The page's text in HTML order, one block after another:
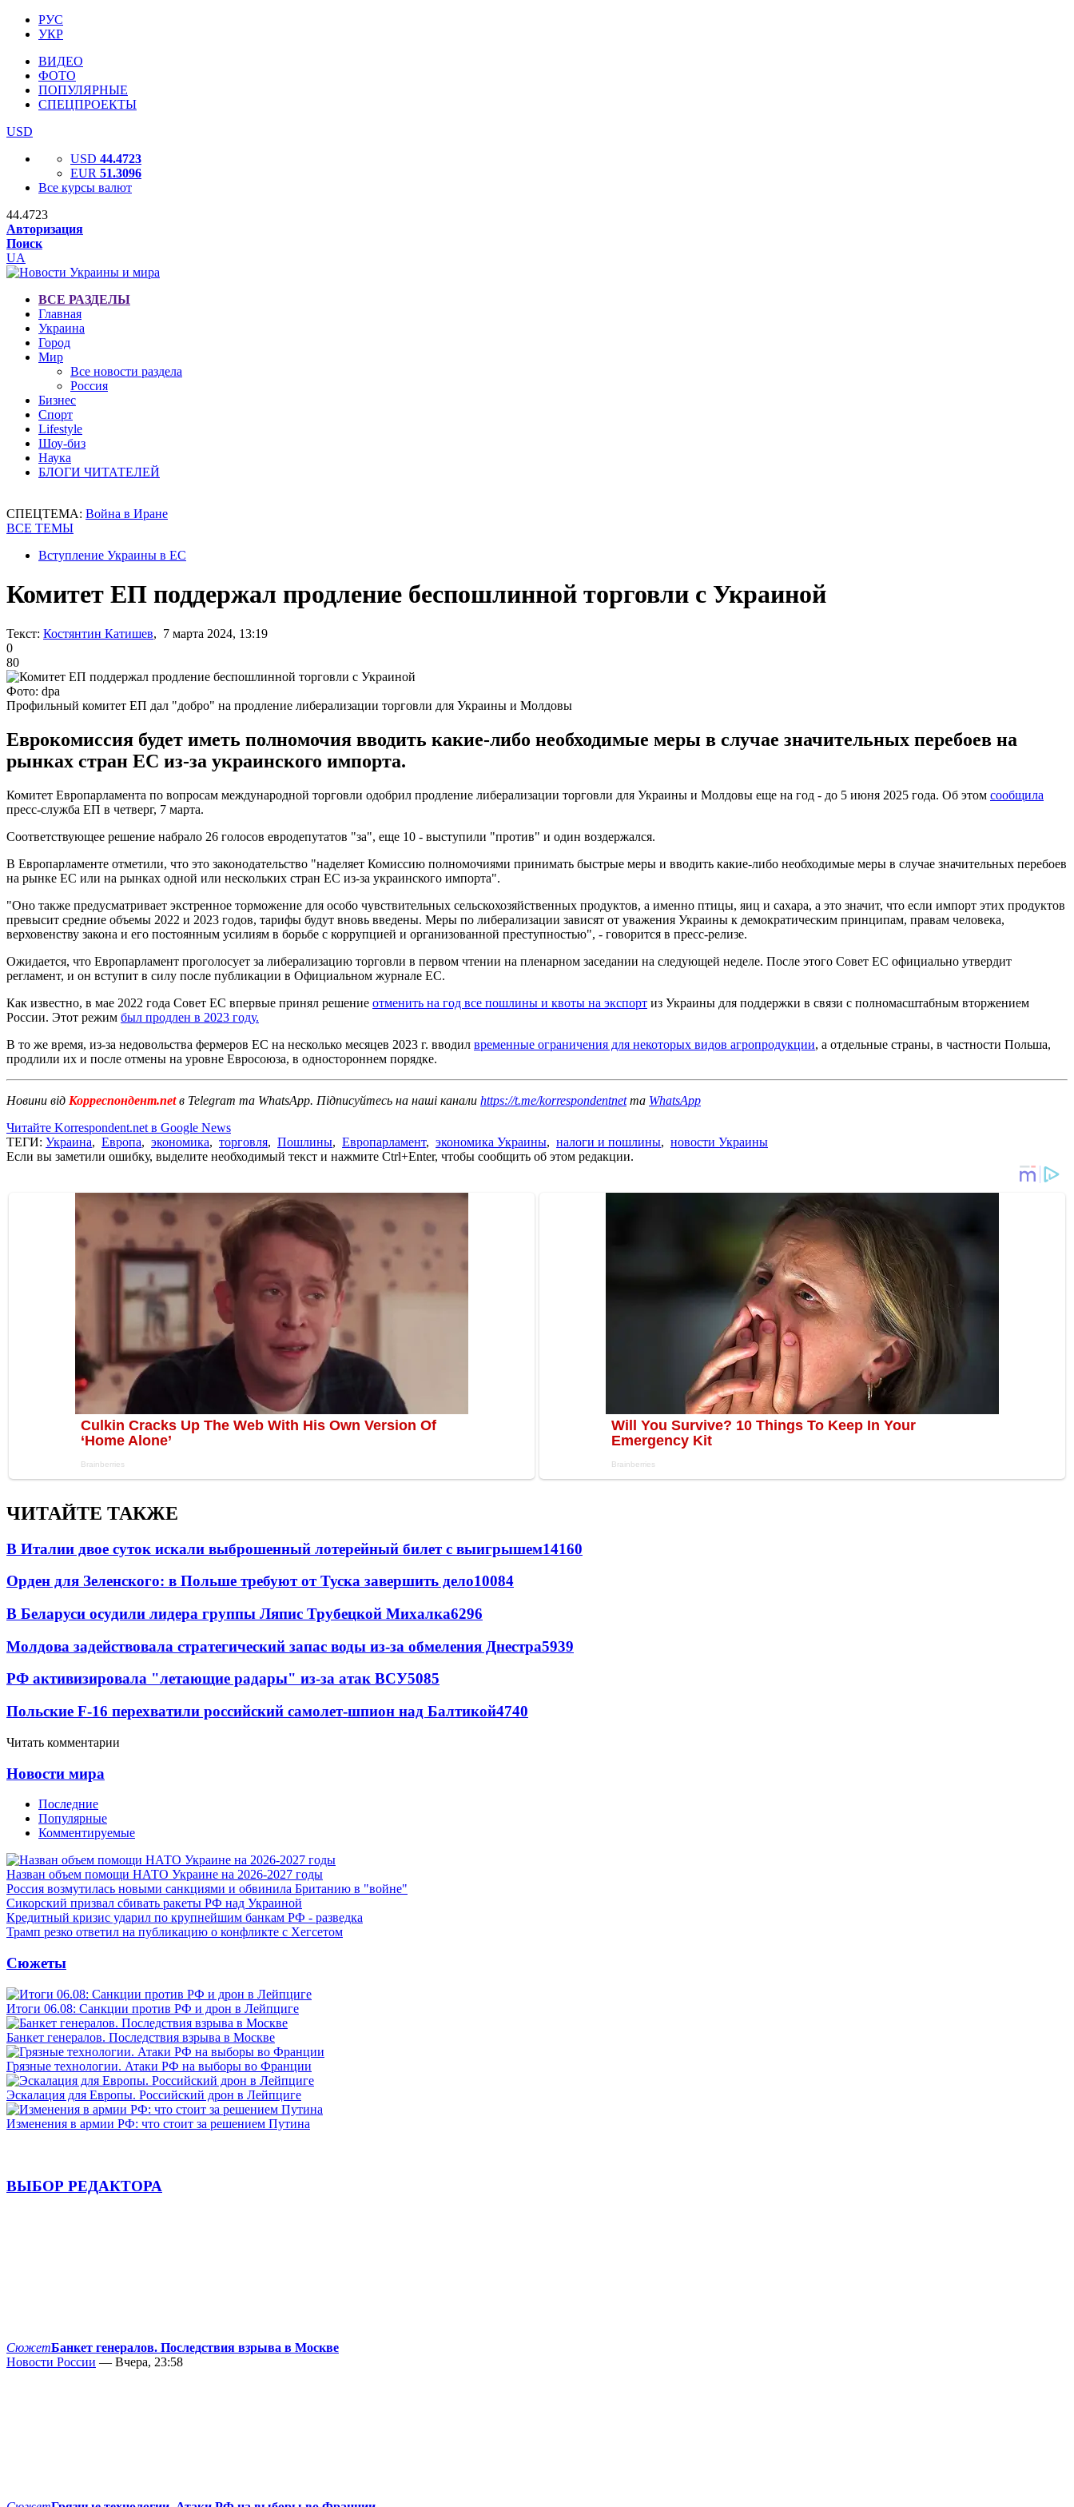
РУС
УКР
ВИДЕО
ФОТО
ПОПУЛЯРНЫЕ
СПЕЦПРОЕКТЫ
USD
USD 44.4723
EUR 51.3096
Все курсы валют
44.4723
Авторизация
Поиск
UA
ВСЕ РАЗДЕЛЫ
Главная
Украина
Город
Мир
Все новости раздела
Россия
Бизнес
Спорт
Lifestyle
Шоу-биз
Наука
БЛОГИ ЧИТАТЕЛЕЙ
СПЕЦТЕМА: Война в Иране
ВСЕ ТЕМЫ
Вступление Украины в ЕС
Комитет ЕП поддержал продление беспошлинной торговли с Украиной
Текст: Костянтин Катишев, 7 марта 2024, 13:19
0
80
Фото: dpa
Профильный комитет ЕП дал "добро" на продление либерализации торговли для Украины и Молдовы
Еврокомиссия будет иметь полномочия вводить какие-либо необходимые меры в случае значительных перебоев на
рынках стран ЕС из-за украинского импорта.
Комитет Европарламента по вопросам международной торговли одобрил продление либерализации торговли для Украины и Молдовы еще на год - до 5 июня 2025 года. Об этом сообщила
пресс-служба ЕП в четверг, 7 марта.
Соответствующее решение набрало 26 голосов евродепутатов "за", еще 10 - выступили "против" и один воздержался.
В Европарламенте отметили, что это законодательство "наделяет Комиссию полномочиями принимать быстрые меры и вводить какие-либо необходимые меры в случае значительных перебоев
на рынке ЕС или на рынках одной или нескольких стран ЕС из-за украинского импорта".
"Оно также предусматривает экстренное торможение для особо чувствительных сельскохозяйственных продуктов, а именно птицы, яиц и сахара, а это значит, что если импорт этих продуктов
превысит средние объемы 2022 и 2023 годов, тарифы будут вновь введены. Меры по либерализации зависят от уважения Украины к демократическим принципам, правам человека,
верховенству закона и его постоянным усилиям в борьбе с коррупцией и организованной преступностью", - говорится в пресс-релизе.
Ожидается, что Европарламент проголосует за либерализацию торговли в первом чтении на пленарном заседании на следующей неделе. После этого Совет ЕС официально утвердит
регламент, и он вступит в силу после публикации в Официальном журнале ЕС.
Как известно, в мае 2022 года Совет ЕС впервые принял решение отменить на год все пошлины и квоты на экспорт из Украины для поддержки в связи с полномасштабным вторжением
России. Этот режим был продлен в 2023 году.
В то же время, из-за недовольства фермеров ЕС на несколько месяцев 2023 г. вводил временные ограничения для некоторых видов агропродукции, а отдельные страны, в частности Польша,
продлили их и после отмены на уровне Евросоюза, в одностороннем порядке.
Новини від Корреспондент.netв Telegram та WhatsApp. Підписуйтесь на наші канали https://t.me/korrespondentnetта WhatsApp
Читайте Korrespondent.net в Google News
ТЕГИ: Украина, Европа, экономика, торговля, Пошлины, Европарламент, экономика Украины, налоги и пошлины, новости Украины
Если вы заметили ошибку, выделите необходимый текст и нажмите Ctrl+Enter, чтобы сообщить об этом редакции.
ЧИТАЙТЕ ТАКЖЕ
В Италии двое суток искали выброшенный лотерейный билет с выигрышем14160
Орден для Зеленского: в Польше требуют от Туска завершить дело10084
В Беларуси осудили лидера группы Ляпис Трубецкой Михалка6296
Молдова задействовала стратегический запас воды из-за обмеления Днестра5939
РФ активизировала "летающие радары" из-за атак ВСУ5085
Польские F-16 перехватили российский самолет-шпион над Балтикой4740
Читать комментарии
Новости мира
Последние
Популярные
Комментируемые
Назван объем помощи НАТО Украине на 2026-2027 годы
Россия возмутилась новыми санкциями и обвинила Британию в "войне"
Сикорский призвал сбивать ракеты РФ над Украиной
Кредитный кризис ударил по крупнейшим банкам РФ - разведка
Трамп резко ответил на публикацию о конфликте с Хегсетом
Сюжеты
Итоги 06.08: Санкции против РФ и дрон в Лейпциге
Банкет генералов. Последствия взрыва в Москве
Грязные технологии. Атаки РФ на выборы во Франции
Эскалация для Европы. Российский дрон в Лейпциге
Изменения в армии РФ: что стоит за решением Путина
ВЫБОР РЕДАКТОРА
СюжетБанкет генералов. Последствия взрыва в Москве
Новости России — Вчера, 23:58